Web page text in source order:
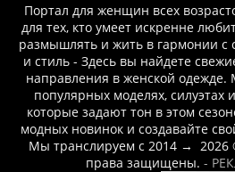
Портал для женщин всех
для тех, кто умеет искренне
размышлять и жить в гармонии с
и стиль - Здесь вы найдете
направления в женской
популярных моделях, силуэтах
которые задают тон в этом
модных новинок и создавайте
Мы транслируем с 2014→ 2026
права защищены. -